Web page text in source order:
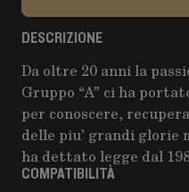
DESCRIZIONE
Da oltre 20 anni la
Gruppo “A” ci ha
per conoscere,
delle piu’ grandi glorie
ha dettato legge dal
COMPATIBILITÀ